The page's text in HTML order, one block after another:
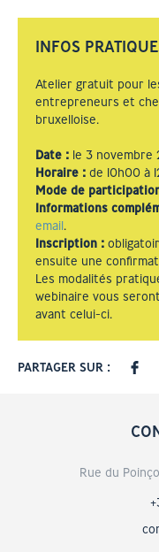
INFOS
Atelier gratuit pour
entrepreneurs et
bruxelloise.
Date : le 3 novembre
Horaire : de 10h00 à
Mode de
Informations
email.
Inscription :
ensuite une
Les modalités
webinaire vous
avant celui-ci.
PARTAGER SUR :
Rue du